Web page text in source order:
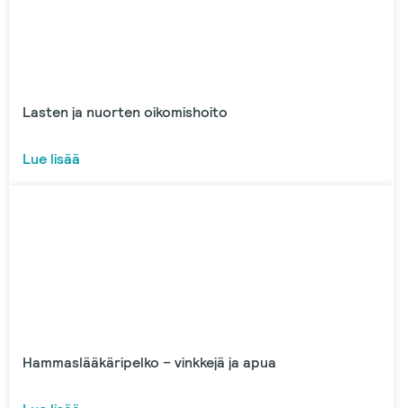
Lasten ja nuorten oikomishoito
Lue lisää
Hammaslääkäripelko – vinkkejä ja apua